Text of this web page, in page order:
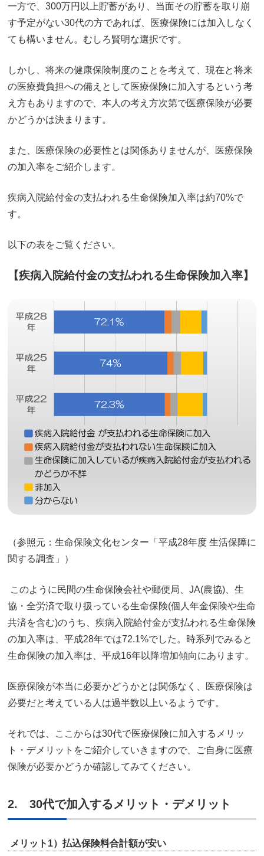
一方で、300万円以上貯蓄があり、当面その貯蓄を取り崩
す予定がない30代の方であれば、医療保険には加入しなく
ても構いません。むしろ賢明な選択です。
しかし、将来の健康保険制度のことを考えて、現在と将来
の医療費負担への備えとして医療保険に加入するという考
え方もありますので、本人の考え方次第で医療保険が必要
かどうかは決まります。
また、医療保険の必要性とは関係ありませんが、医療保険
の加入率をご紹介します。
疾病入院給付金の支払われる生命保険加入率は約70%で
す。
以下の表をご覧ください。
【疾病入院給付金の支払われる生命保険加入率】
（参照元：生命保険文化センター「平成28年度 生活保障に
関する調査」）
このように民間の生命保険会社や郵便局、JA(農協)、生
協・全労済で取り扱っている生命保険(個人年金保険や生命
共済を含む)のうち、疾病入院給付金が支払われる生命保険
の加入率は、平成28年では72.1%でした。時系列でみると
生命保険の加入率は、平成16年以降増加傾向にあります。
医療保険が本当に必要かどうかとは関係なく、医療保険は
必要だと考えている人は過半数以上いるようです。
それでは、ここからは30代で医療保険に加入するメリッ
ト・デメリットをご紹介していきますので、ご自身に医療
保険が必要かどうか確認してみてください。
2. 30代で加入するメリット・デメリット
メリット1）払込保険料合計額が安い